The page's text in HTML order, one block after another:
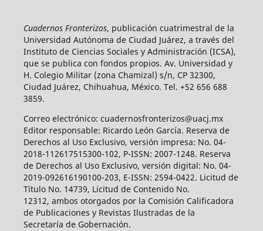
Cuadernos Fronterizos, publicación cuatrimestral de la
Universidad Autónoma de Ciudad Juárez, a través del
Instituto de Ciencias Sociales y Administración (ICSA),
que se publica con fondos propios. Av. Universidad y
H. Colegio Militar (zona Chamizal) s/n, CP 32300,
Ciudad Juárez, Chihuahua, México. Tel. +52 656 688
3859.
Correo electrónico: cuadernosfronterizos@uacj.mx
Editor responsable: Ricardo León García. Reserva de
Derechos al Uso Exclusivo, versión impresa: No. 04-
2018-112617515300-102, P-ISSN: 2007-1248. Reserva
de Derechos al Uso Exclusivo, versión digital: No. 04-
2019-092616190100-203, E-ISSN: 2594-0422. Licitud de
Título No. 14739, Licitud de Contenido No.
12312, ambos otorgados por la Comisión Calificadora
de Publicaciones y Revistas Ilustradas de la
Secretaría de Gobernación.